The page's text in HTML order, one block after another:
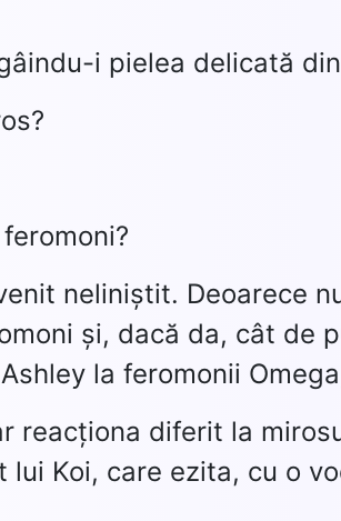
i pielea delicată
neliniștit. Deoarece
și, dacă da, cât de
la feromonii
reacționa diferit la
Koi, care ezita, cu o